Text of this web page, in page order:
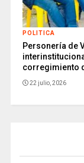
POLITICA
Personería de
corregimiento
22 julio, 2026